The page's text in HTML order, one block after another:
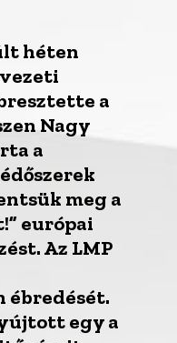
héten
a
Nagy
a
meg a
európai
Az LMP
egy a